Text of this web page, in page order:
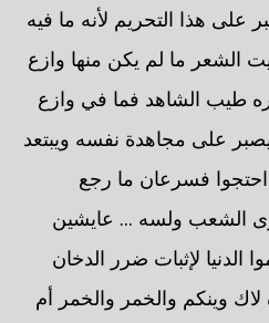
هذا التحريم لأنه ما فيه
ما لم يكن منها وازع
طيب الشاهد فما في وازع
على مجاهدة نفسه ويبتعد
فسرعان ما رجع
الشعب ولسه ... عايشين
الدنيا لإثبات ضرر الدخان
لاك وينكم والخمر والخمر أم